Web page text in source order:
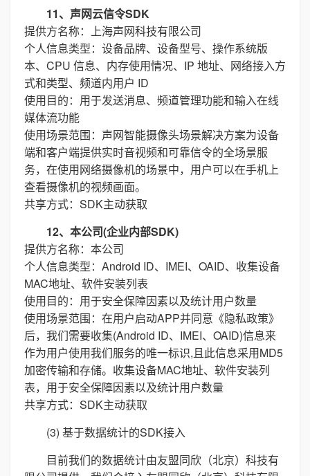
11、声网云信令SDK
提供方名称：上海声网科技有限公司
个人信息类型：设备品牌、设备型号、操作系统版
本、CPU 信息、内存使用情况、IP 地址、网络接入方
式和类型、频道内用户 ID
使用目的：用于发送消息、频道管理功能和输入在线
媒体流功能
使用场景范围：声网智能摄像头场景解决方案为设备
端和客户端提供实时音视频和可靠信令的全场景服
务，在使用网络摄像机的场景中，用户可以在手机上
查看摄像机的视频画面。
共享方式：SDK主动获取
12、本公司(企业内部SDK)
提供方名称：本公司
个人信息类型：Android ID、IMEI、OAID、收集设备
MAC地址、软件安装列表
使用目的：用于安全保障因素以及统计用户数量
使用场景范围：在用户启动APP并同意《隐私政策》
后，我们需要收集(Android ID、IMEI、OAID)信息来
作为用户使用我们服务的唯一标识,且此信息采用MD5
加密传输和存储。收集设备MAC地址、软件安装列
表，用于安全保障因素以及统计用户数量
共享方式：SDK主动获取
(3) 基于数据统计的SDK接入
目前我们的数据统计由友盟同欣（北京）科技有